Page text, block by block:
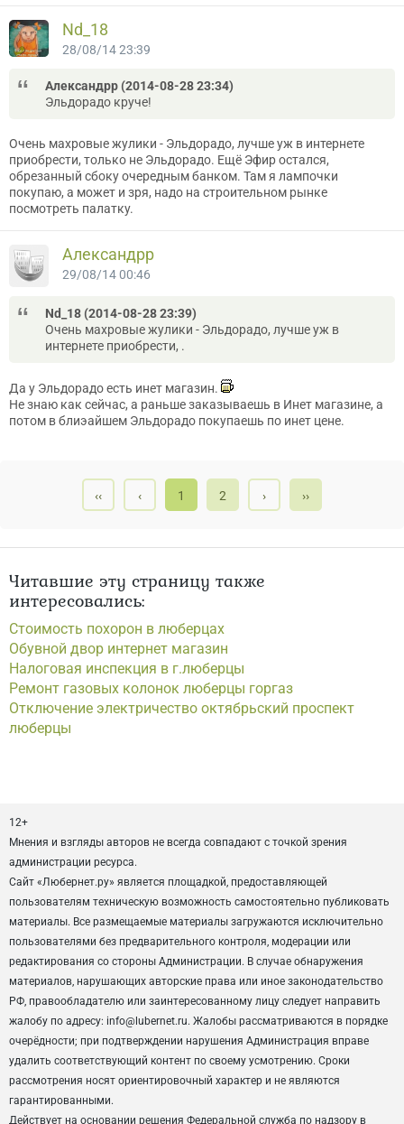
Nd_18
28/08/14 23:39
Александрр (2014-08-28 23:34)
Эльдорадо круче!
Очень махровые жулики - Эльдорадо, лучше уж в интернете
приобрести, только не Эльдорадо. Ещё Эфир остался,
обрезанный сбоку очередным банком. Там я лампочки
покупаю, а может и зря, надо на строительном рынке
посмотреть палатку.
Александрр
29/08/14 00:46
Nd_18 (2014-08-28 23:39)
Очень махровые жулики - Эльдорадо, лучше уж в
интернете приобрести, .
Да у Эльдорадо есть инет магазин.
Не знаю как сейчас, а раньше заказываешь в Инет магазине, а
потом в блиэайшем Эльдорадо покупаешь по инет цене.
‹‹ ‹ 1 2 › ››
Читавшие эту страницу также
интересовались:
Стоимость похорон в люберцах
Обувной двор интернет магазин
Налоговая инспекция в г.люберцы
Ремонт газовых колонок люберцы горгаз
Отключение электричество октябрьский проспект
люберцы
12+
Мнения и взгляды авторов не всегда совпадают с точкой зрения
администрации ресурса.
Сайт «Любернет.ру» является площадкой, предоставляющей
пользователям техническую возможность самостоятельно публиковать
материалы. Все размещаемые материалы загружаются исключительно
пользователями без предварительного контроля, модерации или
редактирования со стороны Администрации. В случае обнаружения
материалов, нарушающих авторские права или иное законодательство
РФ, правообладателю или заинтересованному лицу следует направить
жалобу по адресу: info@lubernet.ru. Жалобы рассматриваются в порядке
очерёдности; при подтверждении нарушения Администрация вправе
удалить соответствующий контент по своему усмотрению. Сроки
рассмотрения носят ориентировочный характер и не являются
гарантированными.
Действует на основании решения Федеральной служба по надзору в